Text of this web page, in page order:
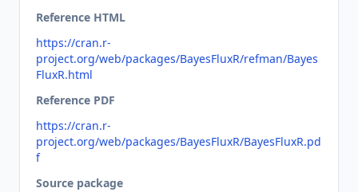
Reference HTML
https://cran.r-
project.org/web/packages/BayesFluxR/refman/Bayes
FluxR.html
Reference PDF
https://cran.r-
project.org/web/packages/BayesFluxR/BayesFluxR.pd
f
Source package